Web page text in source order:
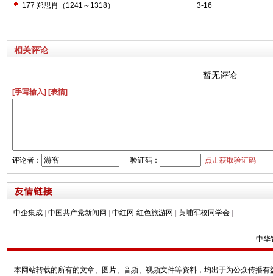
3-16
177 郑思肖（1241～1318）
相关评论
暂无评论
[手写输入] [表情]
评论者： 验证码： 点击获取验证码
中企集成 | 中国共产党新闻网 | 中红网-红色旅游网 | 黄埔军校同学会 |
中华
本网站转载的所有的文章、图片、音频、视频文件等资料，均出于为公众传播